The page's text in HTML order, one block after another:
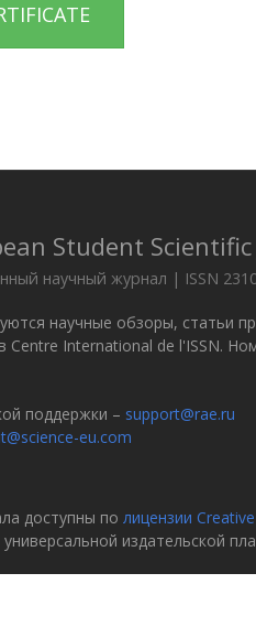
Student
научный журнал | ISSN
научные обзоры, статьи
Centre International de l'ISSN.
поддержки – support@rae.ru
eu.com
доступны по лицензии
издательской